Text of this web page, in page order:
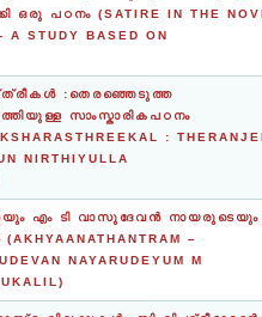
പഠനം (SATIRE IN THE
A STUDY BASED ON
:തെരഞ്ഞെടുത്ത
സാംസ്കാരികപഠനം
:
NIRTHIYULLA
എം ടി വാസുദേവന്‍ നായരുടെയും
–
NAYARUDEYUM M